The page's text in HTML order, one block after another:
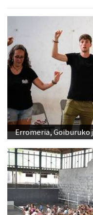
Erromeria,